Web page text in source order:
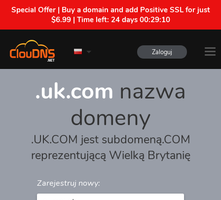
Special Offer | Buy a domain and add Positive SSL for just
$6.99 | Time left: 24 days 00:29:10
Zaloguj
.uk.com nazwa
domeny
.UK.COM jest subdomeną.COM
reprezentującą Wielką Brytanię
Zarejestruj nowy: